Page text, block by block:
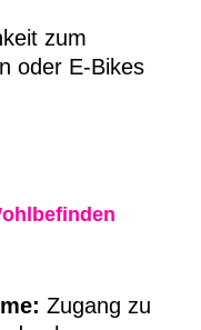
zum
oder E-Bikes
Zugang zu